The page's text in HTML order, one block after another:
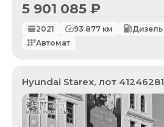
5 901 085 ₽
2021 93 877 км Дизель
Автомат
Hyundai Starex, лот 41246281